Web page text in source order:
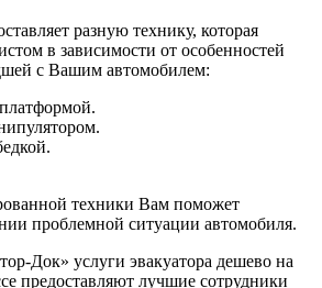
разную технику, которая
в зависимости от особенностей
с Вашим автомобилем:
техники Вам поможет
проблемной ситуации автомобиля.
Док» услуги эвакуатора дешево на
предоставляют лучшие сотрудники